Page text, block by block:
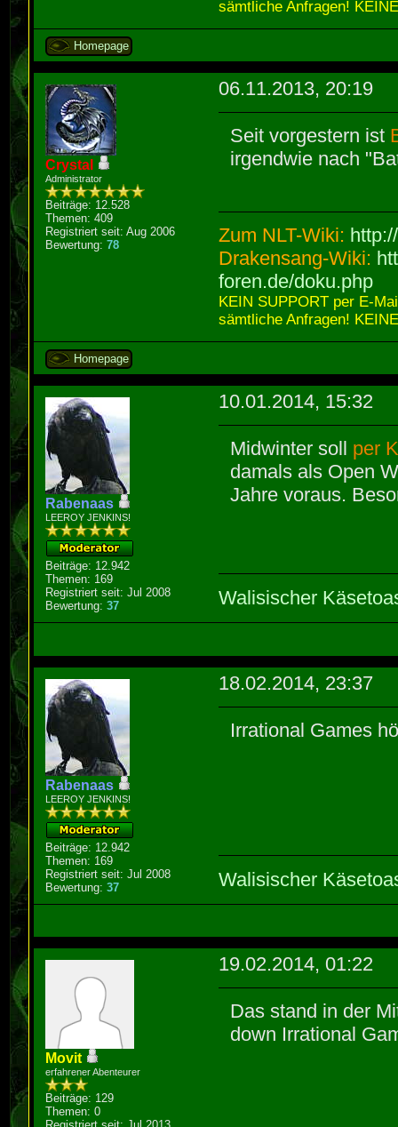
sämtliche Anfragen!
Homepage
Crystal
Administrator
Beiträge: 12.528
Themen: 409
Registriert seit: Aug 2006
Bewertung:78
06.11.2013, 20:19
Seit vorgestern ist
irgendwie nach
Zum NLT-Wiki:
Drakensang-Wiki:
foren.de/doku.php
KEIN SUPPORT per E-
sämtliche Anfragen!
Homepage
Rabenaas
LEEROY JENKINS!
Beiträge: 12.942
Themen: 169
Registriert seit: Jul 2008
Bewertung:37
10.01.2014, 15:32
Midwinter soll per
damals als Open
Jahre voraus.
Walisischer
Rabenaas
LEEROY JENKINS!
Beiträge: 12.942
Themen: 169
Registriert seit: Jul 2008
Bewertung:37
18.02.2014, 23:37
Irrational Games
Walisischer
Movit
erfahrener Abenteurer
Beiträge: 129
Themen: 0
19.02.2014, 01:22
Das stand in der
down Irrational